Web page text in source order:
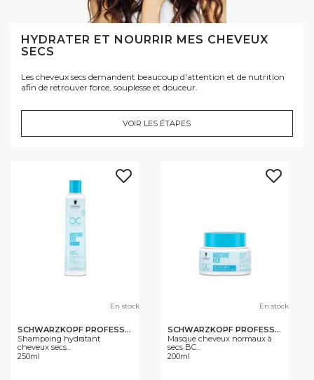
HYDRATER ET NOURRIR MES CHEVEUX
SECS
Les cheveux secs demandent beaucoup d'attention et de nutrition
afin de retrouver force, souplesse et douceur.
VOIR LES ÉTAPES
En stock
SCHWARZKOPF PROFESSIONAL
Shampoing hydratant
cheveux secs...
250ml
En stock
SCHWARZKOPF PROFESSIONAL
Masque cheveux normaux à
secs BC...
200ml